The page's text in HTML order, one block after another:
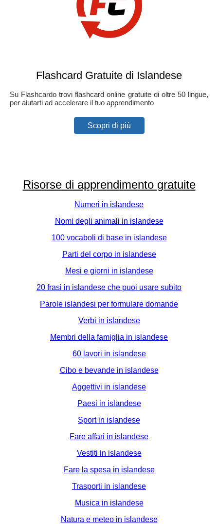
Flashcard Gratuite di Islandese
Su Flashcardo trovi flashcard online gratuite di oltre 50 lingue,
per aiutarti ad accelerare il tuo apprendimento
Scopri di più
Risorse di apprendimento gratuite
Numeri in islandese
Nomi degli animali in islandese
100 vocaboli di base in islandese
Parti del corpo in islandese
Mesi e giorni in islandese
20 frasi in islandese che puoi usare subito
Parole islandesi per formulare domande
Verbi in islandese
Membri della famiglia in islandese
60 lavori in islandese
Cibo e bevande in islandese
Aggettivi in islandese
Paesi in islandese
Sport in islandese
Fare affari in islandese
Vestiti in islandese
Fare la spesa in islandese
Trasporti in islandese
Musica in islandese
Natura e meteo in islandese